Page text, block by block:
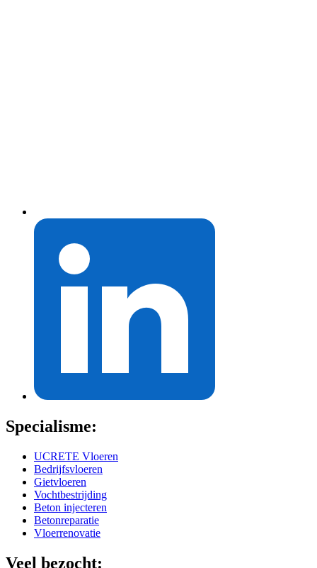
Specialisme:
UCRETE Vloeren
Bedrijfsvloeren
Gietvloeren
Vochtbestrijding
Beton injecteren
Betonreparatie
Vloerrenovatie
Veel bezocht: